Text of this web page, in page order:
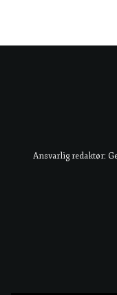
Ansvarlig redaktør: